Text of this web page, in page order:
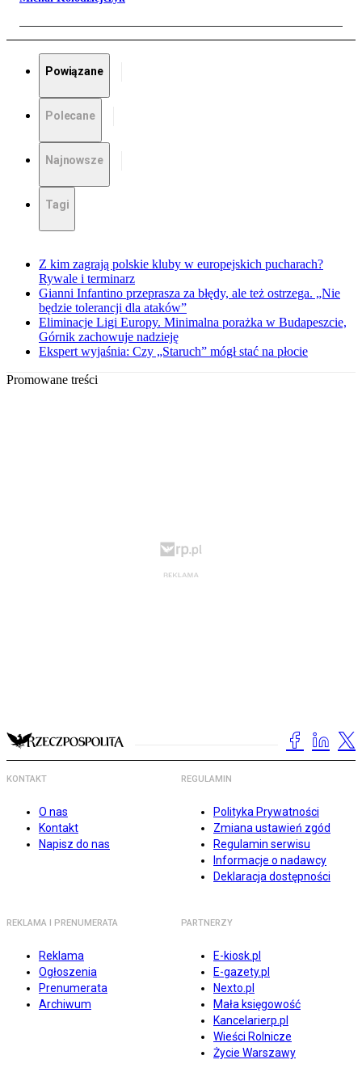
Powiązane
Polecane
Najnowsze
Tagi
Z kim zagrają polskie kluby w europejskich pucharach?
Rywale i terminarz
Gianni Infantino przeprasza za błędy, ale też ostrzega. „Nie
będzie tolerancji dla ataków”
Eliminacje Ligi Europy. Minimalna porażka w Budapeszcie,
Górnik zachowuje nadzieję
Ekspert wyjaśnia: Czy „Staruch” mógł stać na płocie
Promowane treści
KONTAKT
O nas
Kontakt
Napisz do nas
REGULAMIN
Polityka Prywatności
Zmiana ustawień zgód
Regulamin serwisu
Informacje o nadawcy
Deklaracja dostępności
REKLAMA I PRENUMERATA
Reklama
Ogłoszenia
Prenumerata
Archiwum
PARTNERZY
E-kiosk.pl
E-gazety.pl
Nexto.pl
Mała księgowość
Kancelarierp.pl
Wieści Rolnicze
Życie Warszawy